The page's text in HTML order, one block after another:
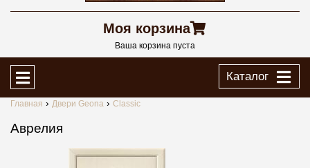
Моя корзина
Ваша корзина пуста
Каталог
Главная Двери Geona Classic
Аврелия